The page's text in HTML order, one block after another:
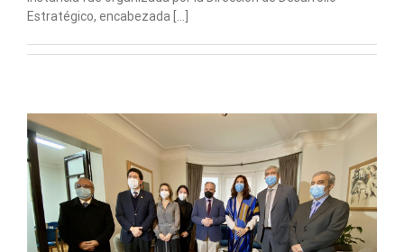
Estratégico, encabezada [...]